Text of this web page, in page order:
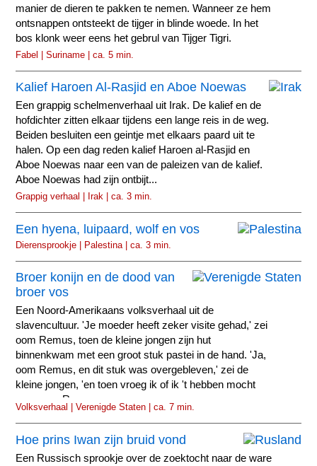
manier de dieren te pakken te nemen. Wanneer ze hem
ontsnappen ontsteekt de tijger in blinde woede. In het
bos klonk weer eens het gebrul van Tijger Tigri.
Fabel | Suriname | ca. 5 min.
Kalief Haroen Al-Rasjid en Aboe Noewas
Een grappig schelmenverhaal uit Irak. De kalief en de
hofdichter zitten elkaar tijdens een lange reis in de weg.
Beiden besluiten een geintje met elkaars paard uit te
halen. Op een dag reden kalief Haroen al-Rasjid en
Aboe Noewas naar een van de paleizen van de kalief.
Aboe Noewas had zijn ontbijt...
Grappig verhaal | Irak | ca. 3 min.
Een hyena, luipaard, wolf en vos
Dierensprookje | Palestina | ca. 3 min.
Broer konijn en de dood van
broer vos
Een Noord-Amerikaans volksverhaal uit de
slavencultuur. 'Je moeder heeft zeker visite gehad,' zei
oom Remus, toen de kleine jongen zijn hut
binnenkwam met een groot stuk pastei in de hand. 'Ja,
oom Remus, en dit stuk was overgebleven,' zei de
kleine jongen, 'en toen vroeg ik of ik 't hebben mocht
voor oom Remus.
Volksverhaal | Verenigde Staten | ca. 7 min.
Hoe prins Iwan zijn bruid vond
Een Russisch sprookje over de zoektocht naar de ware